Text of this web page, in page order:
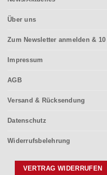
Über uns
Zum Newsletter anmelden &
Impressum
AGB
Versand & Rücksendung
Datenschutz
Widerrufsbelehrung
VERTRAG WIDERRUFEN